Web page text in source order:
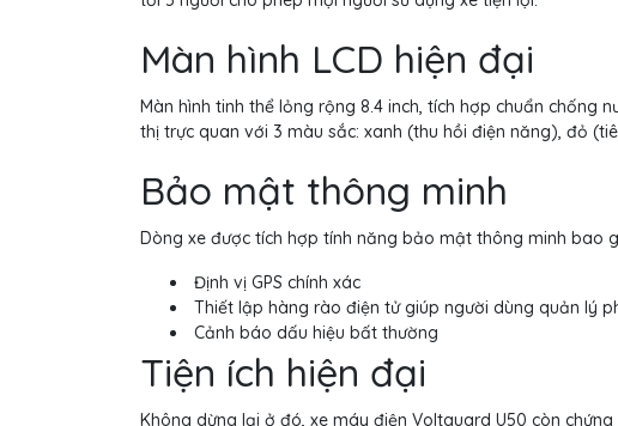
Màn hình LCD hiện đại
Màn hình tinh thể lỏng rộng 8.4 inch, tích hợp chuẩn chống
thị trực quan với 3 màu sắc: xanh (thu hồi điện năng), đỏ
Bảo mật thông minh
Dòng xe được tích hợp tính năng bảo mật thông minh bao
Định vị GPS chính xác
Thiết lập hàng rào điện tử giúp người dùng quản lý
Cảnh báo dấu hiệu bất thường
Tiện ích hiện đại
Không dừng lại ở đó, xe máy điện Voltguard U50 còn